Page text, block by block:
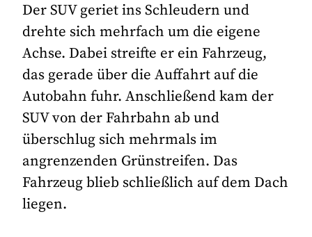
Der SUV geriet ins Schleudern und
drehte sich mehrfach um die eigene
Achse. Dabei streifte er ein Fahrzeug,
das gerade über die Auffahrt auf die
Autobahn fuhr. Anschließend kam der
SUV von der Fahrbahn ab und
überschlug sich mehrmals im
angrenzenden Grünstreifen. Das
Fahrzeug blieb schließlich auf dem Dach
liegen.